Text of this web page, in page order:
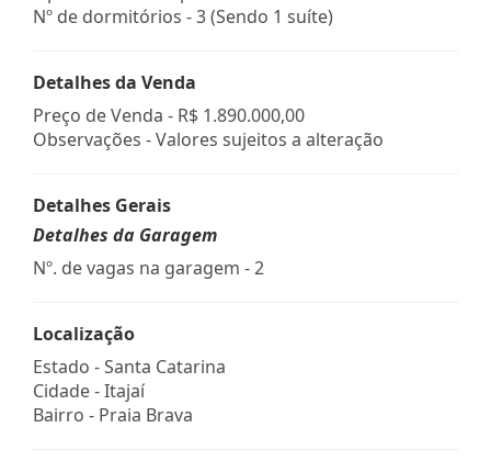
Nº de dormitórios - 3 (Sendo 1 suíte)
Detalhes da Venda
Preço de Venda - R$ 1.890.000,00
Observações - Valores sujeitos a alteração
Detalhes Gerais
Detalhes da Garagem
Nº. de vagas na garagem - 2
Localização
Estado -Santa Catarina
Cidade -Itajaí
Bairro - Praia Brava